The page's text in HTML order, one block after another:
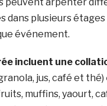
dans plusieurs étages
événement.
incluent une
jus, café et thé)
muffins, yaourt,